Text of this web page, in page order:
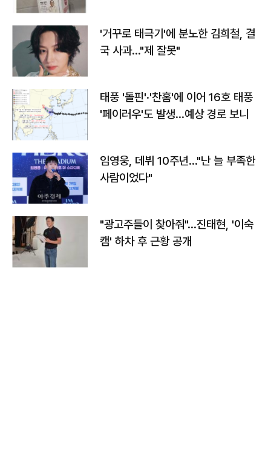
'거꾸로 태극기'에 분노한 김희철, 결
국 사과…"제 잘못"
태풍 '돌핀'·'찬홈'에 이어 16호 태풍
'페이러우'도 발생…예상 경로 보니
임영웅, 데뷔 10주년…"난 늘 부족한
사람이었다"
"광고주들이 찾아줘"…진태현, '이숙
캠' 하차 후 근황 공개